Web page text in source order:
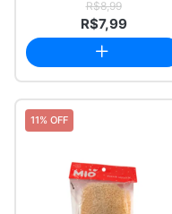
R$8,99
R$7,99
11% OFF